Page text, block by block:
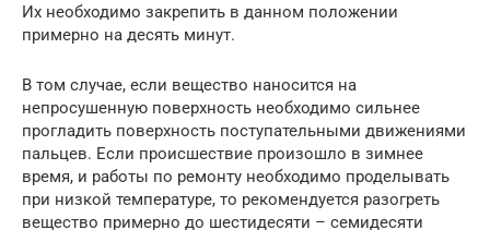
Их необходимо закрепить в данном положении
примерно на десять минут.
В том случае, если вещество наносится на
непросушенную поверхность необходимо сильнее
прогладить поверхность поступательными движениями
пальцев. Если происшествие произошло в зимнее
время, и работы по ремонту необходимо проделывать
при низкой температуре, то рекомендуется разогреть
вещество примерно до шестидесяти – семидесяти